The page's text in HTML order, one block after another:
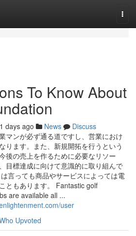
To Know About
days ago News
Discuss
マンが必ず通る道ですし、営業におけ
ります。また、新規開拓を行うという
後の売上を作るために必要なリソー
目標達成に向けて意識的に取り組んで
言っても商品やサービスによっては電
ともあります。 Fantastic golf
are available all ...
user
Upvoted